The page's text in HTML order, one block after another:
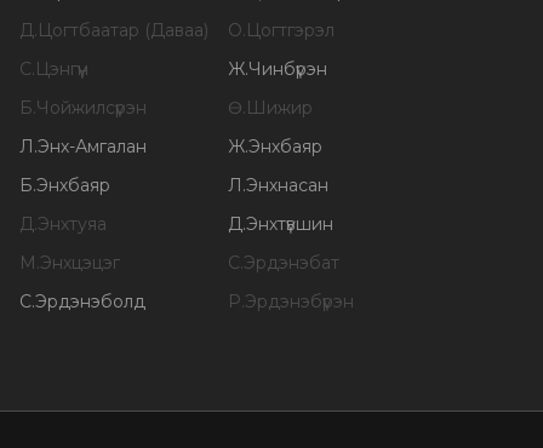
Д.Цогтбаатар (Даваа) О.Цогтгэрэл
С.Цэнгүүн Ж.Чинбүрэн
Б.Чойжилсүрэн Ө.Шижир
Л.Энх-Амгалан Ж.Энхбаяр
Б.Энхбаяр Л.Энхнасан
Д.Энхтуяа Д.Энхтүвшин
М.Энхцэцэг С.Эрдэнэбат
С.Эрдэнэболд Р.Эрдэнэбүрэн